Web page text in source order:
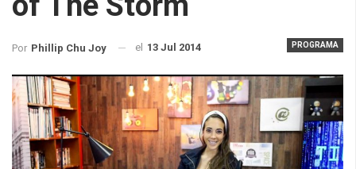
PROGRAMA
Por Phillip Chu Joy el 13 Jul 2014